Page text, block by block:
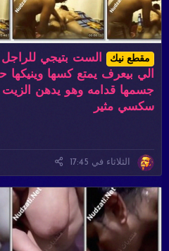
مقطع نيك
الست بتيجي
الي بيعرف يمتع كسها وينيكها
جسمها قدامه وهو يدهن
سكسي مثير
الثلاثاء في 17:45